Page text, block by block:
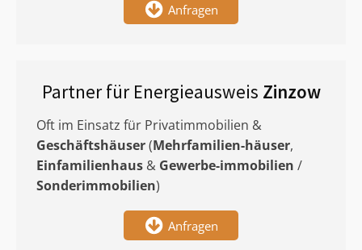
Anfragen
Partner für Energieausweis Zinzow
Oft im Einsatz für Privatimmobilien &
Geschäftshäuser(Mehrfamilien-häuser,
Einfamilienhaus & Gewerbe-immobilien /
Sonderimmobilien)
Anfragen